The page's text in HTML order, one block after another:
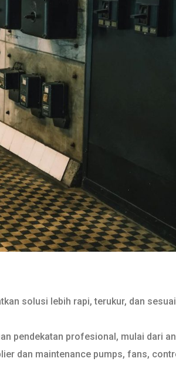
solusi lebih rapi, terukur, dan
pendekatan profesional, mulai dari
dan maintenance pumps, fans,